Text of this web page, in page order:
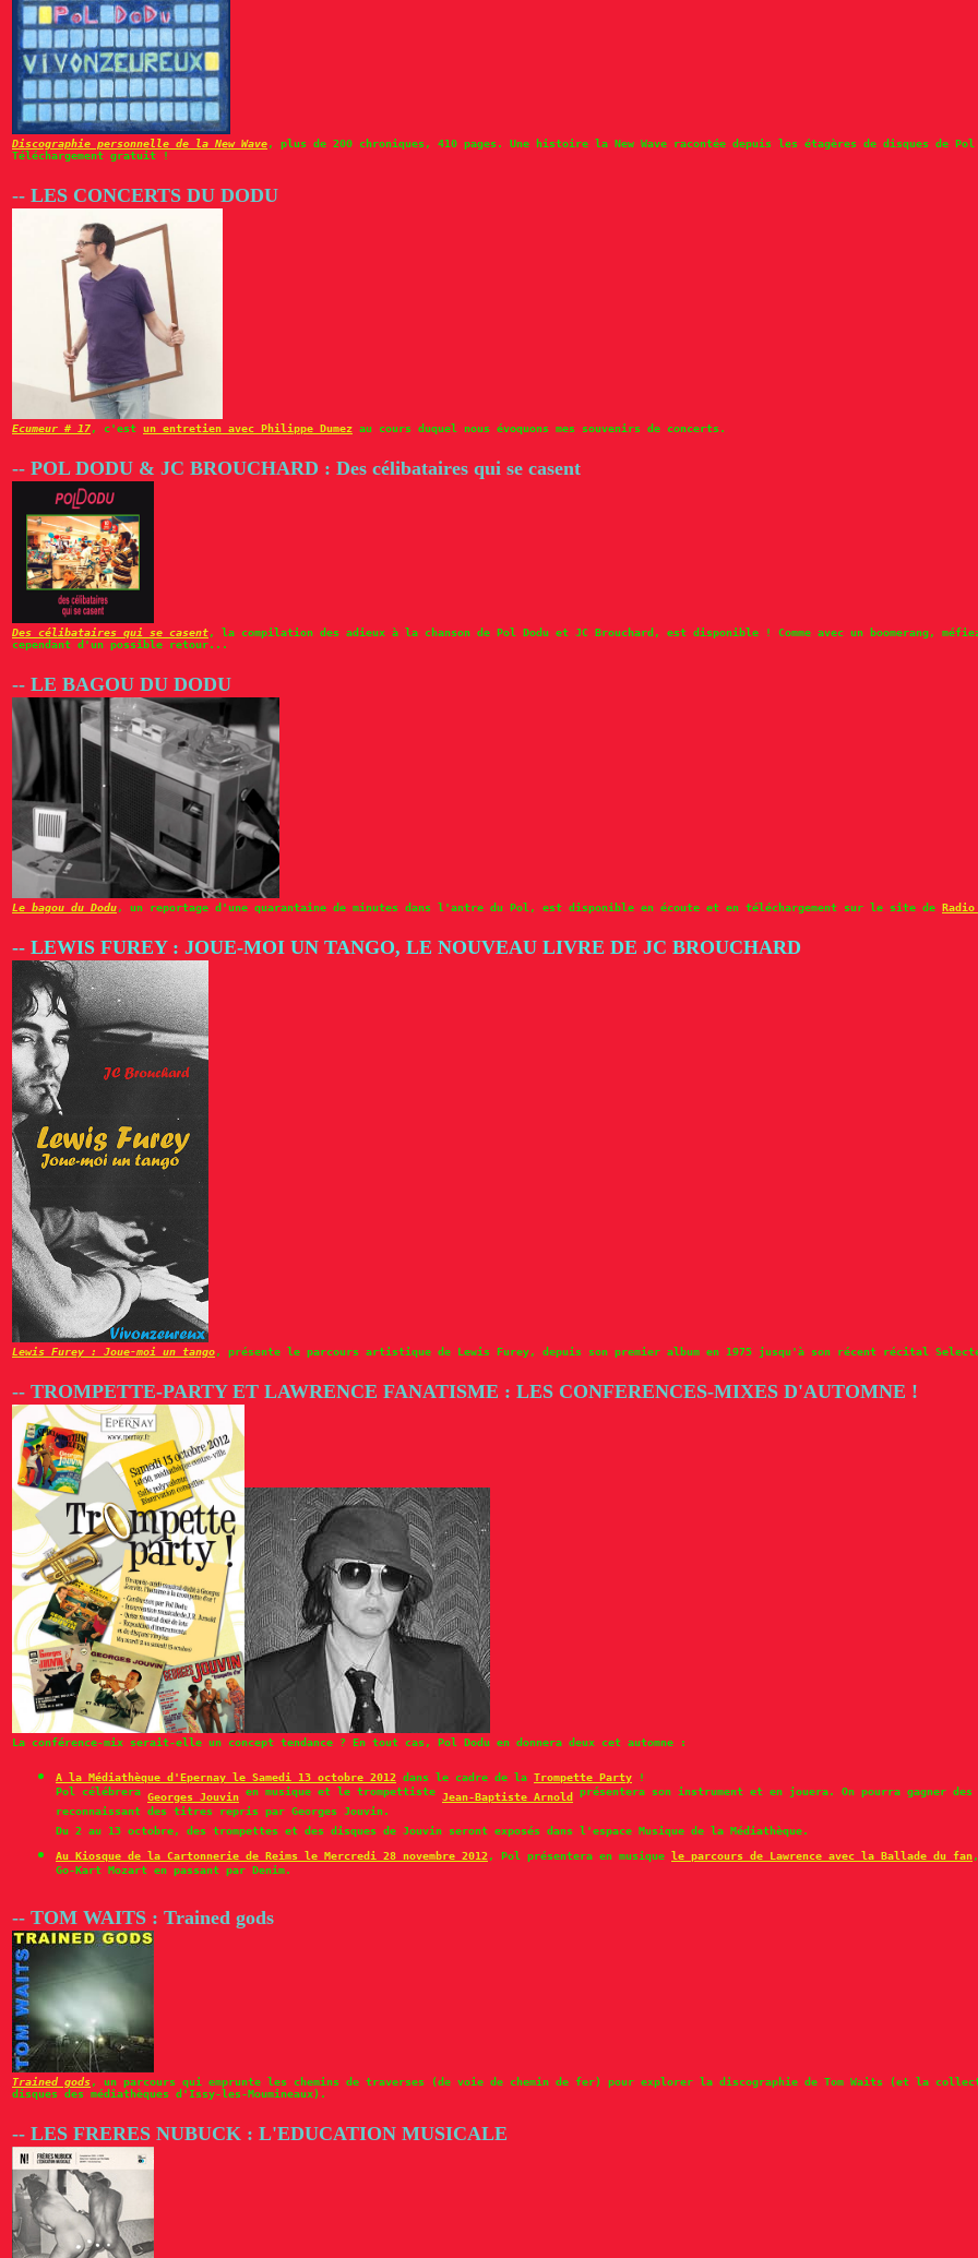
Discographie personnelle de la New Wave, plus de 200 chroniques, 410 pages. Une histoire la New Wave racontée depuis les étagères de disques de Pol
Téléchargement gratuit !
-- LES CONCERTS DU DODU
Ecumeur # 17, c'est un entretien avec Philippe Dumez au cours duquel nous évoquons mes souvenirs de concerts.
-- POL DODU & JC BROUCHARD : Des célibataires qui se casent
Des célibataires qui se casent, la compilation des adieux à la chanson de Pol Dodu et JC Brouchard, est disponible ! Comme avec un boomerang,
cependant d'un possible retour...
-- LE BAGOU DU DODU
Le bagou du Dodu, un reportage d'une quarantaine de minutes dans l'antre du Pol, est disponible en écoute et en téléchargement sur le site de
-- LEWIS FUREY : JOUE-MOI UN TANGO, LE NOUVEAU LIVRE DE JC BROUCHARD
Lewis Furey : Joue-moi un tango, présente le parcours artistique de Lewis Furey, depuis son premier album en 1975 jusqu'à son récent récital
-- TROMPETTE-PARTY ET LAWRENCE FANATISME : LES CONFERENCES-MIXES D'AUTOMNE !
La conférence-mix serait-elle un concept tendance ? En tout cas, Pol Dodu en donnera deux cet automne :
A la Médiathèque d'Epernay le Samedi 13 octobre 2012 dans le cadre de la Trompette Party !
Pol célébrera Georges Jouvin en musique et le trompettiste Jean-Baptiste Arnold
présentera son instrument et en jouera. On pourra gagner
reconnaissant des titres repris par Georges Jouvin.
Du 2 au 13 octobre, des trompettes et des disques de Jouvin seront exposés dans l'espace Musique de la Médiathèque.
Au Kiosque de la Cartonnerie de Reims le Mercredi 28 novembre 2012, Pol présentera en musique le parcours de Lawrence avec la Ballade du fan
Go-Kart Mozart en passant par Denim.
-- TOM WAITS : Trained gods
Trained gods, un parcours qui emprunte les chemins de traverses (de voie de chemin de fer) pour explorer la discographie de Tom Waits (et la
disques des médiathèques d'Issy-les-Moumineaux).
-- LES FRERES NUBUCK : L'EDUCATION MUSICALE